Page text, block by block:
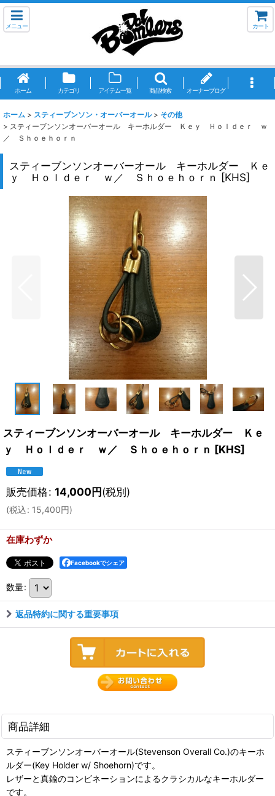
メニュー カート
ホーム カテゴリ アイテム一覧 商品検索 オーナーブログ
ホーム > スティーブンソン・オーバーオール > その他
> スティーブンソンオーバーオール キーホルダー Ｋｅｙ Ｈｏｌｄｅｒ ｗ
／ Ｓｈｏｅｈｏｒｎ
スティーブンソンオーバーオール キーホルダー Ｋｅ
ｙ Ｈｏｌｄｅｒ ｗ／ Ｓｈｏｅｈｏｒｎ [KHS]
スティーブンソンオーバーオール キーホルダー Ｋｅ
ｙ Ｈｏｌｄｅｒ ｗ／ Ｓｈｏｅｈｏｒｎ [KHS]
販売価格: 14,000円(税別)
(税込: 15,400円)
在庫わずか
Facebookでシェア
数量:
返品特約に関する重要事項
商品詳細
スティーブンソンオーバーオール(Stevenson Overall Co.)のキーホ
ルダー(Key Holder w/ Shoehorn)です。
レザーと真鍮のコンビネーションによるクラシカルなキーホルダー
です。